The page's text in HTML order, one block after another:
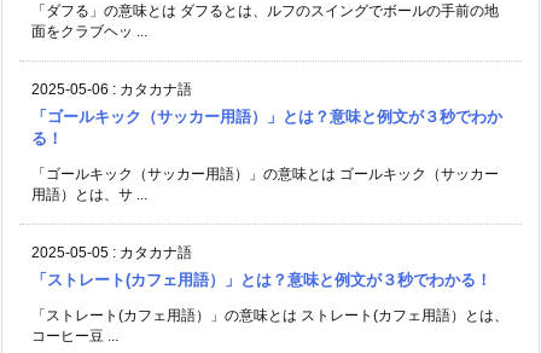
「ダフる」の意味とは ダフるとは、ルフのスイングでボールの手前の地
面をクラブヘッ ...
2025-05-06 : カタカナ語
「ゴールキック（サッカー用語）」とは？意味と例文が３秒でわか
る！
「ゴールキック（サッカー用語）」の意味とは ゴールキック（サッカー
用語）とは、サ ...
2025-05-05 : カタカナ語
「ストレート(カフェ用語）」とは？意味と例文が３秒でわかる！
「ストレート(カフェ用語）」の意味とは ストレート(カフェ用語）とは、
コーヒー豆 ...